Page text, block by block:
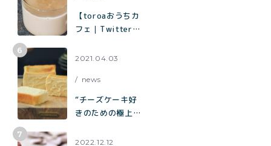
【toroaおうちカ
フェ｜Twitterで
題】烏龍茶がしっ
感たっぷり「烏龍
茶ラテ」
2021.04.03
news
“チーズケーキ好
きのための極上チ
ろ生チーズケー
2022.12.12